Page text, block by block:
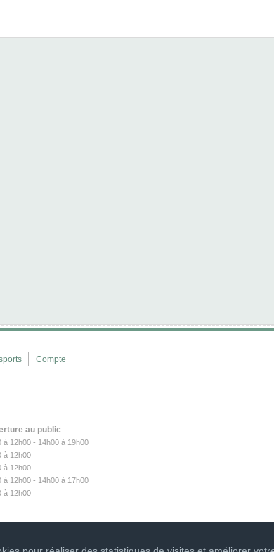
Compte
au public
à 12h00 - 14h00 à 19h00
à 12h00
à 12h00
à 12h00 - 14h00 à 17h00
à 12h00